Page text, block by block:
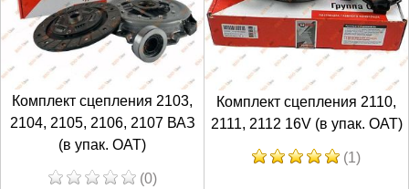
Комплект сцепления 2103,
2104, 2105, 2106, 2107 ВАЗ
(в упак. ОАТ)
(0)
Комплект сцепления 2110,
2111, 2112 16V (в упак. ОАТ)
(1)